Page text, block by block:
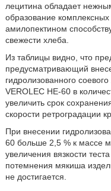
лецитина обладает
образование
амилопектином
свежести хлеба.
Из таблицы видно, что
предусматривающий
гидролизованного
VEROLEC HE-60 в
увеличить срок
скорости ретроградации
При внесении
60 больше 2,5 % к массе
увеличения вязкости
потемнения мякиша
не достигается.